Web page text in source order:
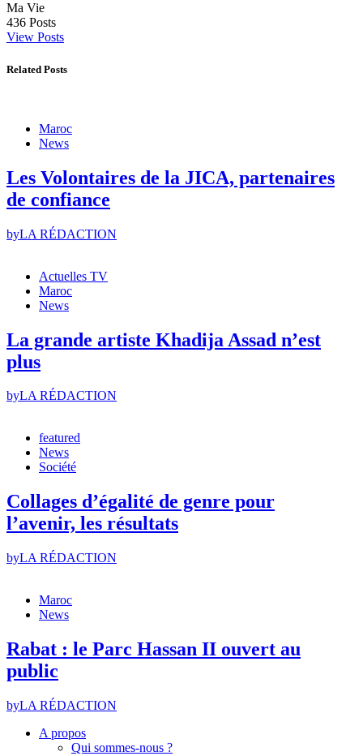
Ma Vie
436 Posts
View Posts
Related Posts
Maroc
News
Les Volontaires de la JICA, partenaires
de confiance
byLA RÉDACTION
Actuelles TV
Maroc
News
La grande artiste Khadija Assad n’est
plus
byLA RÉDACTION
featured
News
Société
Collages d’égalité de genre pour
l’avenir, les résultats
byLA RÉDACTION
Maroc
News
Rabat : le Parc Hassan II ouvert au
public
byLA RÉDACTION
A propos
Qui sommes-nous ?